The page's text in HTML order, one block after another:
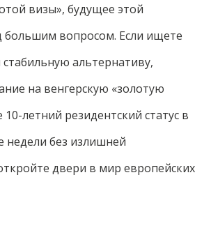
визы», будущее этой
вопросом. Если ищете
альтернативу,
на венгерскую «золотую
10-летний резидентский статус в
недели без излишней
двери в мир европейских